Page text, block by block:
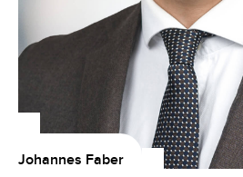
Johannes Faber